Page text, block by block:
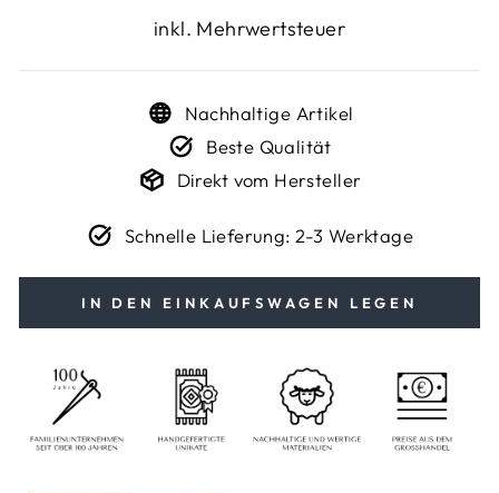
inkl. Mehrwertsteuer
Nachhaltige Artikel
Beste Qualität
Direkt vom Hersteller
Schnelle Lieferung: 2-3 Werktage
IN DEN EINKAUFSWAGEN LEGEN